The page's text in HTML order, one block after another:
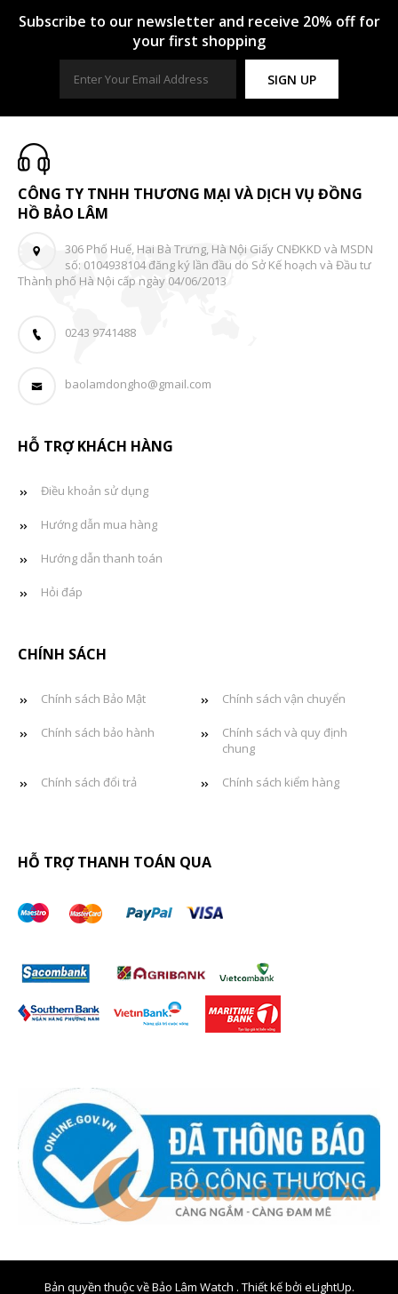
Subscribe to our newsletter and receive 20% off for
your first shopping
SIGN UP
CÔNG TY TNHH THƯƠNG MẠI VÀ DỊCH VỤ ĐỒNG
HỒ BẢO LÂM
306 Phố Huế, Hai Bà Trưng, Hà Nội Giấy CNĐKKD và MSDN
số: 0104938104 đăng ký lần đầu do Sở Kế hoạch và Đầu tư
Thành phố Hà Nội cấp ngày 04/06/2013
0243 9741488
baolamdongho@gmail.com
HỖ TRỢ KHÁCH HÀNG
Điều khoản sử dụng
Hướng dẫn mua hàng
Hướng dẫn thanh toán
Hỏi đáp
CHÍNH SÁCH
Chính sách Bảo Mật Chính sách vận chuyển
Chính sách bảo hành
Chính sách và quy định
chung
Chính sách đổi trả Chính sách kiểm hàng
HỖ TRỢ THANH TOÁN QUA
Bản quyền thuộc về Bảo Lâm Watch . Thiết kế bởi eLightUp.